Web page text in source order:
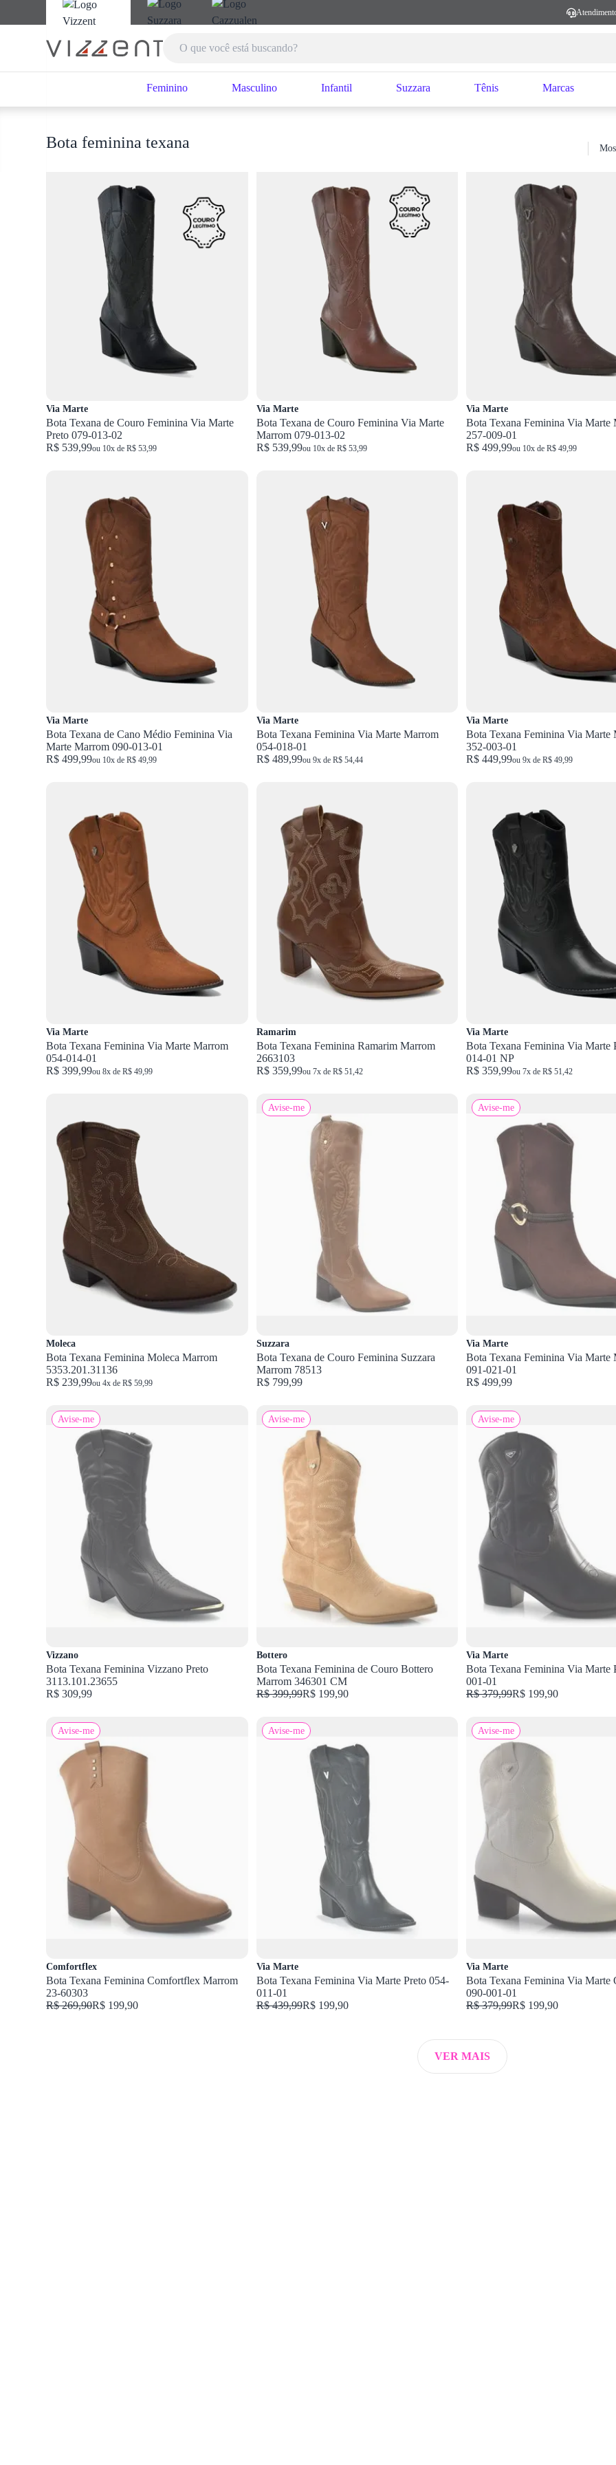
Feminino Masculino Infantil Suzzara Tênis Marcas
Bota feminina texana
Via Marte
Bota Texana de Couro Feminina Via Marte
Preto 079-013-02
R$ 539,99ou 10x de R$ 53,99
Via Marte
Bota Texana de Couro Feminina Via Marte
Marrom 079-013-02
R$ 539,99ou 10x de R$ 53,99
Via Marte
Bota Texana Feminina Via Marte
257-009-01
R$ 499,99ou 10x de R$ 49,99
Via Marte
Bota Texana de Cano Médio Feminina Via
Marte Marrom 090-013-01
R$ 499,99ou 10x de R$ 49,99
Via Marte
Bota Texana Feminina Via Marte Marrom
054-018-01
R$ 489,99ou 9x de R$ 54,44
Via Marte
Bota Texana Feminina Via Marte
352-003-01
R$ 449,99ou 9x de R$ 49,99
Via Marte
Bota Texana Feminina Via Marte Marrom
054-014-01
R$ 399,99ou 8x de R$ 49,99
Ramarim
Bota Texana Feminina Ramarim Marrom
2663103
R$ 359,99ou 7x de R$ 51,42
Via Marte
Bota Texana Feminina Via Marte
014-01 NP
R$ 359,99ou 7x de R$ 51,42
Moleca
Bota Texana Feminina Moleca Marrom
5353.201.31136
R$ 239,99ou 4x de R$ 59,99
Avise-me
Suzzara
Bota Texana de Couro Feminina Suzzara
Marrom 78513
R$ 799,99
Avise-me
Via Marte
Bota Texana Feminina Via Marte
091-021-01
R$ 499,99
Avise-me
Vizzano
Bota Texana Feminina Vizzano Preto
3113.101.23655
R$ 309,99
Avise-me
Bottero
Bota Texana Feminina de Couro Bottero
Marrom 346301 CM
R$ 399,99R$ 199,90
Avise-me
Via Marte
Bota Texana Feminina Via Marte
001-01
R$ 379,99R$ 199,90
Avise-me
Comfortflex
Bota Texana Feminina Comfortflex Marrom
23-60303
R$ 269,90R$ 199,90
Avise-me
Via Marte
Bota Texana Feminina Via Marte Preto 054-
011-01
R$ 439,99R$ 199,90
Avise-me
Via Marte
Bota Texana Feminina Via Marte
090-001-01
R$ 379,99R$ 199,90
VER MAIS